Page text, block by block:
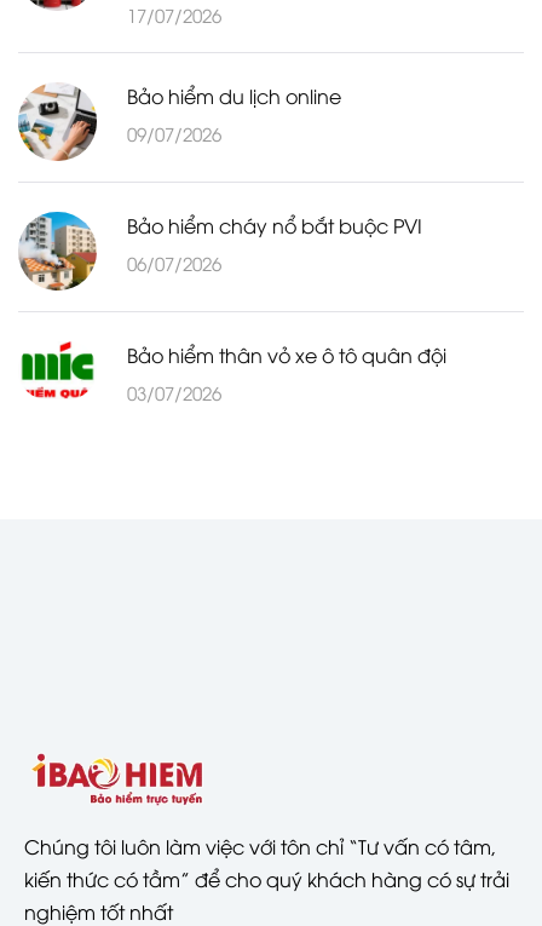
17/07/2026
Bảo hiểm du lịch online
09/07/2026
Bảo hiểm cháy nổ bắt buộc PVI
06/07/2026
Bảo hiểm thân vỏ xe ô tô quân đội
03/07/2026
Chúng tôi luôn làm việc với tôn chỉ “Tư vấn có tâm,
kiến thức có tầm” để cho quý khách hàng có sự trải
nghiệm tốt nhất